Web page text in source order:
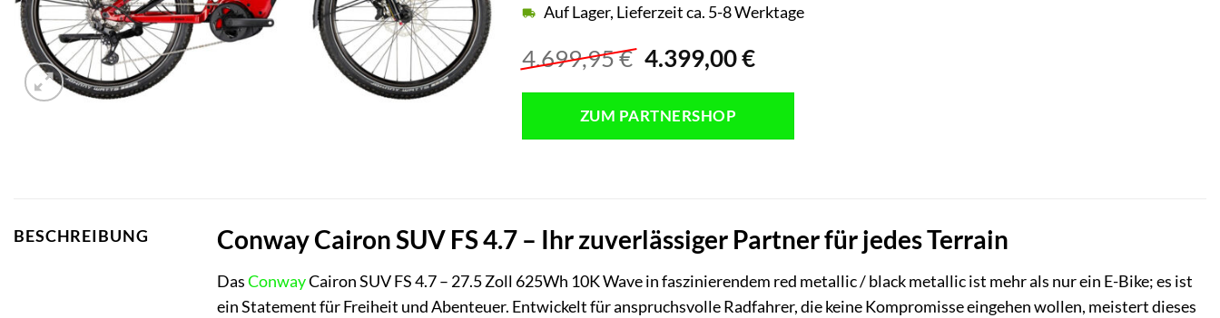
4.699,95€ Ursprünglicher
war:
4.699,95 €
4.399,00€Aktueller
Auf Lager, Lieferzeit ca. 5-8 Werktage
ZUM PARTNERSHOP
BESCHREIBUNG Conway Cairon SUV FS 4.7 – Ihr zuverlässiger Partner für jedes Terrain
DasConwayCairon SUV FS 4.7 – 27.5 Zoll 625Wh 10K Wave in faszinierendem red metallic / black metallic ist mehr als nur ein E-Bike; es ist
ein Statement für Freiheit und Abenteuer. Entwickelt für anspruchsvolle Radfahrer, die keine Kompromisse eingehen wollen, meistert dieses